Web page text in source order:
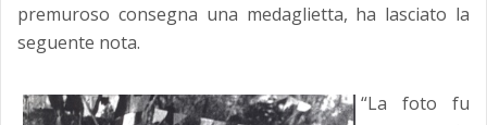
premuroso consegna una medaglietta, ha lasciato la
seguente nota.
“La foto fu